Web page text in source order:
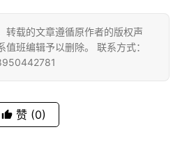
转载的文章遵循原作者的版权声
班编辑予以删除。 联系方式：
赞 (0)